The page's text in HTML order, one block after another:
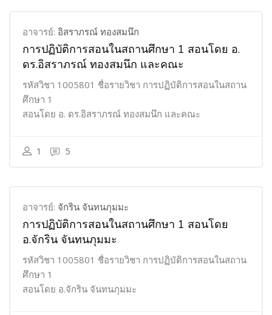
อาจารย์: อิสราภรณ์ ทองสมนึก
การปฏิบัติการสอนในสถานศึกษา 1 สอนโดย อ.
ดร.อิสราภรณ์ ทองสมนึก และคณะ
รหัสวิชา 1005801 ชื่อรายวิชา การปฏิบัติการสอนในสถาน
ศึกษา 1
สอนโดย อ. ดร.อิสราภรณ์ ทองสมนึก และคณะ
1 5
อาจารย์: จักริน จันทนภุมมะ
การปฏิบัติการสอนในสถานศึกษา 1 สอนโดย
อ.จักริน จันทนภุมมะ
รหัสวิชา 1005801 ชื่อรายวิชา การปฏิบัติการสอนในสถาน
ศึกษา 1
สอนโดย อ.จักริน จันทนภุมมะ